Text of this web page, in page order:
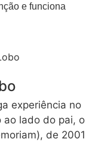
e funciona
experiência no
ao lado do pai, o
de 2001